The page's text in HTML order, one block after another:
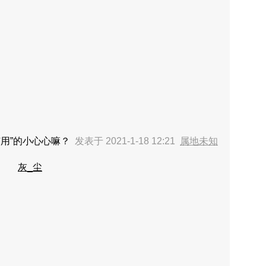
”的小心心嘛？ 发表于 2021-1-18 12:21 属地未知
灰_尘